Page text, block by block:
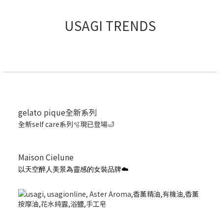
USAGI TRENDS
gelato pique全新系列
全新self care系列🫧現已登場🛁
Maison Cielune
以天空醉人美景為靈感的女裝品牌☁️